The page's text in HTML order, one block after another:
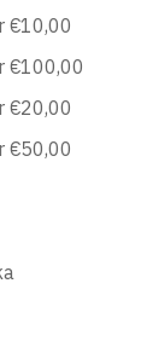
€10,00
€100,00
€20,00
€50,00